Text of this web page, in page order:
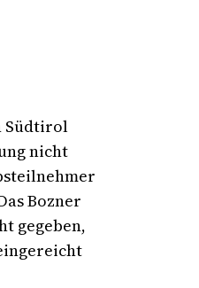
Südtirol
nicht
Bozner
gegeben,